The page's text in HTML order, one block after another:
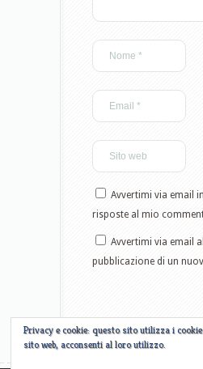
Avvertimi via email
risposte al mio
Avvertimi via email
pubblicazione di un
Privacy e cookie: questo sito utilizza i
sito web, acconsenti al loro utilizzo.